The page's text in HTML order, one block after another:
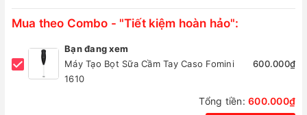
Mua theo Combo - "Tiết kiệm hoàn hảo":
Bạn đang xem
Máy Tạo Bọt Sữa Cầm Tay Caso Fomini
1610
600.000₫
Tổng tiền: 600.000₫